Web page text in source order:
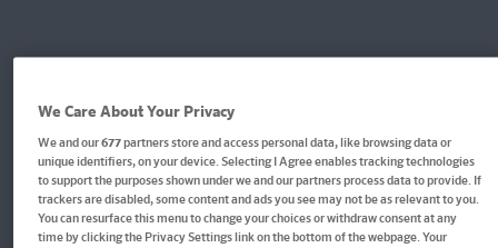
We Care About Your Privacy
We and our677partners store and access personal data, like browsing data or
unique identifiers, on your device. Selecting I Agree enables tracking technologies
to support the purposes shown under we and our partners process data to provide. If
trackers are disabled, some content and ads you see may not be as relevant to you.
You can resurface this menu to change your choices or withdraw consent at any
time by clicking the Privacy Settings link on the bottom of the webpage. Your